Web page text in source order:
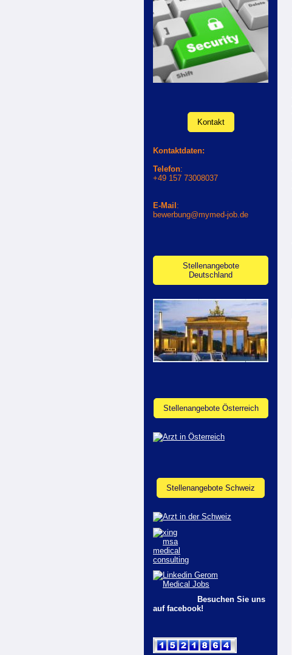
Kontakt
Kontaktdaten:
Telefon:
+49 157 73008037
E-Mail :
bewerbung@mymed-job.de
Stellenangebote
Deutschland
Stellenangebote Österreich
Stellenangebote Schweiz
Besuchen Sie uns
auf facebook!